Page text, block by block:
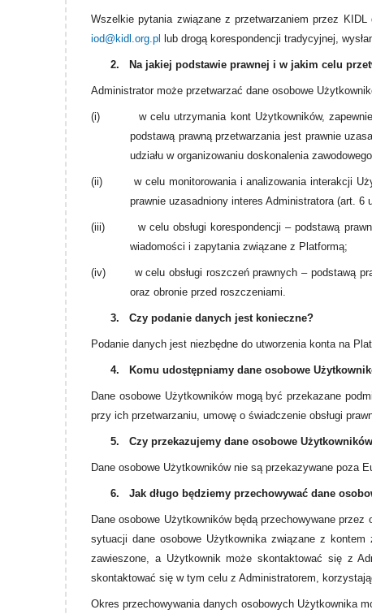
Wszelkie pytania związane z przetwarzaniem przez KIDL
iod@kidl.org.pl
lub drogą korespondencji tradycyjnej,
2. Na jakiej podstawie prawnej i w jakim celu
Administrator może przetwarzać dane osobowe
(i)
w celu utrzymania kont Użytkowników,
podstawą prawną przetwarzania jest prawnie
udziału w organizowaniu doskonalenia
(ii)
w celu monitorowania i analizowania interakcji
prawnie uzasadniony interes Administratora (art.
(iii)
w celu obsługi korespondencji – podstawą
wiadomości i zapytania związane z Platformą;
(iv)
w celu obsługi roszczeń prawnych – podstawą
oraz obronie przed roszczeniami.
3. Czy podanie danych jest konieczne?
Podanie danych jest niezbędne do utworzenia konta na
4. Komu udostępniamy dane osobowe
Dane osobowe Użytkowników mogą być przekazane
przy ich przetwarzaniu, umowę o świadczenie obsługi
5. Czy przekazujemy dane osobowe
Dane osobowe Użytkowników nie są przekazywane poza
6. Jak długo będziemy przechowywać dane
Dane osobowe Użytkowników będą przechowywane
sytuacji dane osobowe Użytkownika związane z
zawieszone, a Użytkownik może skontaktować się z
skontaktować się w tym celu z Administratorem,
Okres przechowywania danych osobowych Użytkownika